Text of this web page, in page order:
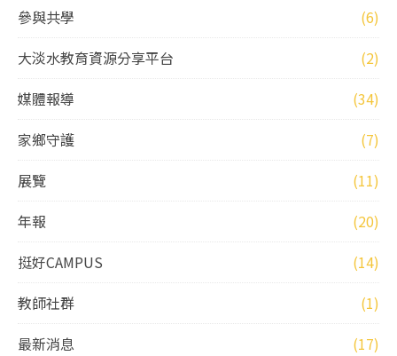
參與共學
(6)
大淡水教育資源分享平台
(2)
媒體報導
(34)
家鄉守護
(7)
展覽
(11)
年報
(20)
挺好CAMPUS
(14)
教師社群
(1)
最新消息
(17)